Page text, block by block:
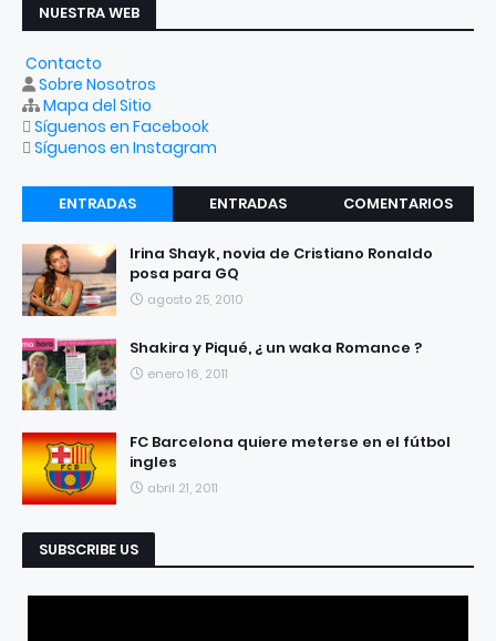
NUESTRA WEB
Contacto
Sobre Nosotros
Mapa del Sitio
Síguenos en Facebook
Síguenos en Instagram
ENTRADAS
RECIENTES
ENTRADAS
COMENTARIOS
Irina Shayk, novia de Cristiano Ronaldo
posa para GQ
agosto 25, 2010
Shakira y Piqué, ¿ un waka Romance ?
enero 16, 2011
FC Barcelona quiere meterse en el fútbol
ingles
abril 21, 2011
SUBSCRIBE US